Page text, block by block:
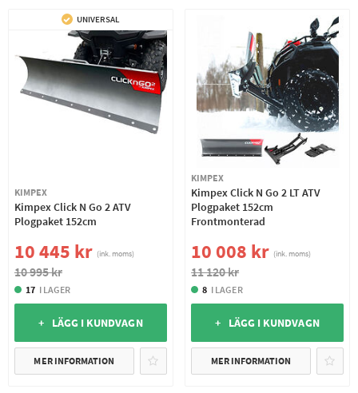
UNIVERSAL
KIMPEX
Kimpex Click N Go 2 ATV
Plogpaket 152cm
10 445 kr (ink. moms)
10 995 kr
17 I LAGER
+ LÄGG I KUNDVAGN
MER INFORMATION
KIMPEX
Kimpex Click N Go 2 LT ATV
Plogpaket 152cm
Frontmonterad
10 008 kr (ink. moms)
11 120 kr
8 I LAGER
+ LÄGG I KUNDVAGN
MER INFORMATION